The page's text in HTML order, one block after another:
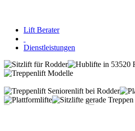
Lift Berater
Dienstleistungen